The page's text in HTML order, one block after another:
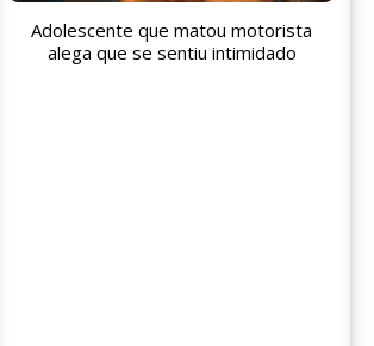
Adolescente que matou motorista
alega que se sentiu intimidado